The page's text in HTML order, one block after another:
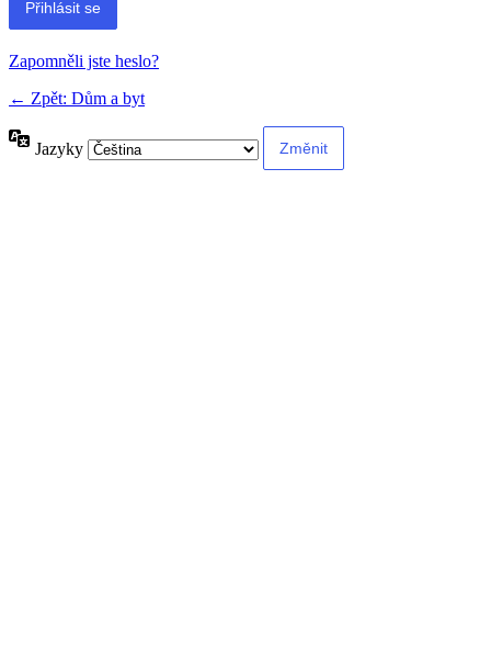
Alternative:
Zapomněli jste heslo?
← Zpět: Dům a byt
Jazyky